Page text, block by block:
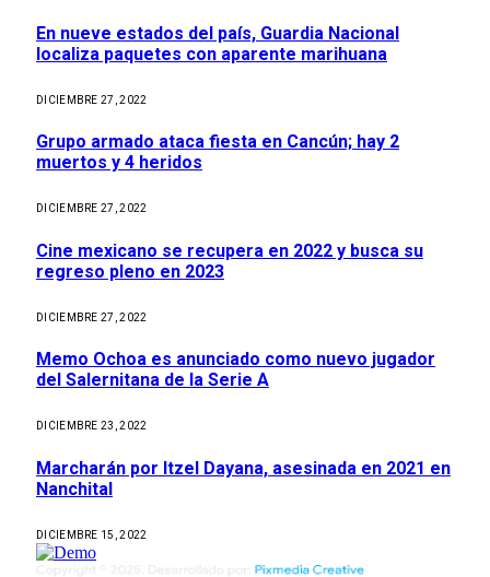
En nueve estados del país, Guardia Nacional
localiza paquetes con aparente marihuana
DICIEMBRE 27, 2022
Grupo armado ataca fiesta en Cancún; hay 2
muertos y 4 heridos
DICIEMBRE 27, 2022
Cine mexicano se recupera en 2022 y busca su
regreso pleno en 2023
DICIEMBRE 27, 2022
Memo Ochoa es anunciado como nuevo jugador
del Salernitana de la Serie A
DICIEMBRE 23, 2022
Marcharán por Itzel Dayana, asesinada en 2021 en
Nanchital
DICIEMBRE 15, 2022